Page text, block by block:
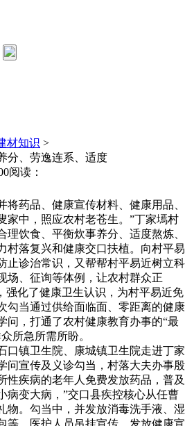
材知识 >
分、劳逸连系、适度
阅读：
药品、健康宣传材料、健康用品、
家中，照应农村老苍生。”丁家墕村
理饮食、平衡炊事养分、适度熬炼、
村落复兴和健康交口扶植。向村平易
止诊治常识，又帮帮村平易近树立科
场、征询等体例，让农村群众正
强化了健康卫生认识，为村平易近免
勾当通过供给面临面、零距离的健康
问，打通了农村健康教育办事的“最
所急所需所盼。
镇卫生院、康城镇卫生院走进丁家
问宣传及义诊勾当，村落大夫办事殷
性疾病的老年人免费发放药品，普及
病变大病，”交口县疾控核心从任曹
物。勾当中，并发放消毒洗手液、湿
等，医护人员吊挂宣传、发放健康宣